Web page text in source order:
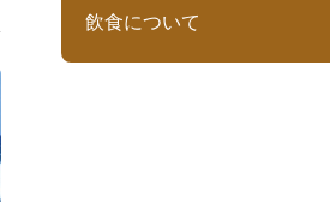
飲食について